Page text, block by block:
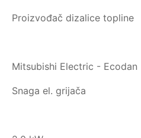
Proizvođač dizalice topline
Mitsubishi Electric - Ecodan
Snaga el. grijača